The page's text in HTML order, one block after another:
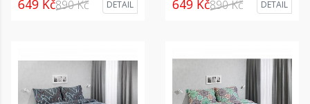
649 Kč890 Kč DETAIL 649 Kč890 Kč DETAIL